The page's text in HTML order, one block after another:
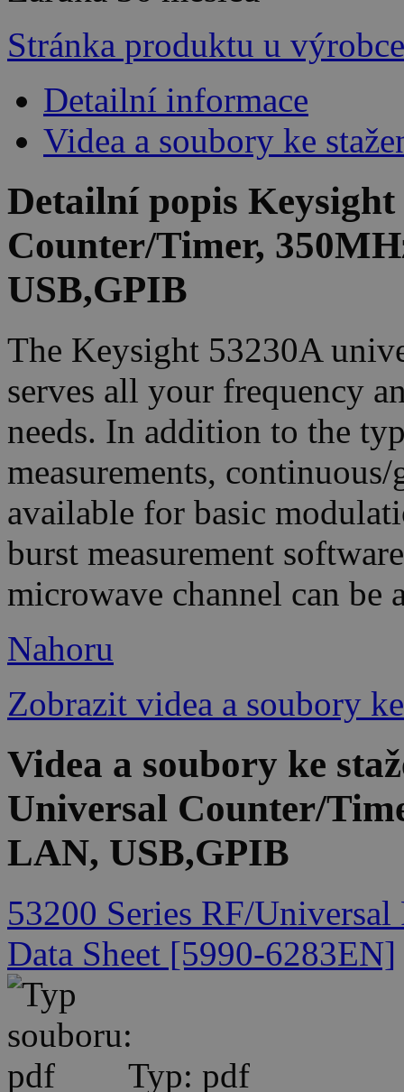
Stránka produktu u výrobce
Detailní informace
Videa a soubory ke
Detailní popis
Counter/Timer,
USB,GPIB
The Keysight 53230A
serves all your frequency
needs. In addition to the
measurements,
available for basic
burst measurement
microwave channel can be
Nahoru
Zobrazit videa a soubory
Videa a soubory ke
Universal Counter/
LAN, USB,GPIB
53200 Series RF/
Data Sheet [5990-6283EN]
Typ: pdf